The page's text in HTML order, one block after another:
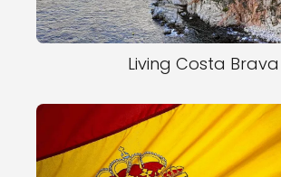
Living Costa Brava